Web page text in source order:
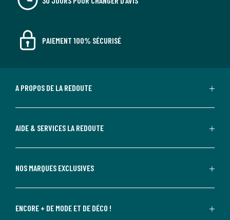
PAIEMENT 100% SÉCURISÉ
A PROPOS DE LA REDOUTE
AIDE & SERVICES LA REDOUTE
NOS MARQUES EXCLUSIVES
ENCORE + DE MODE ET DE DÉCO !